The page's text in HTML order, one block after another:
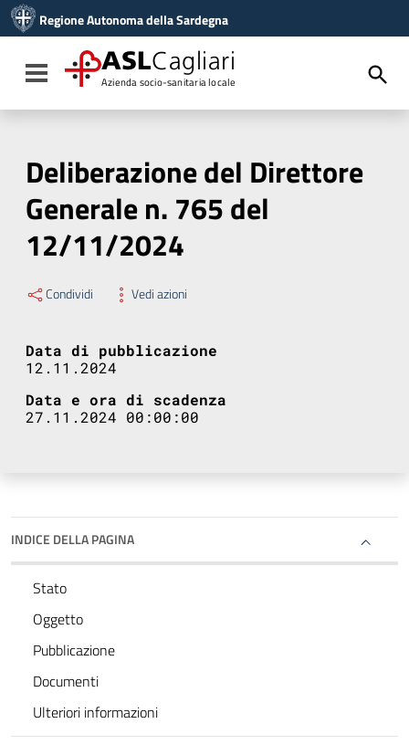
Vai al menu di navigazione
Vai al footer
Regione Autonoma della Sardegna
Toggle navigation
ASLCagliari
Azienda socio-sanitaria locale
Deliberazione del Direttore
Generale n. 765 del
12/11/2024
Condividi Vedi azioni
Data di pubblicazione
12.11.2024
Data e ora di scadenza
27.11.2024 00:00:00
INDICE DELLA PAGINA
Stato
Oggetto
Pubblicazione
Documenti
Ulteriori informazioni